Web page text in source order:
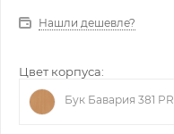
Нашли дешевле?
Цвет корпуса:
Бук Бавария 381 PR